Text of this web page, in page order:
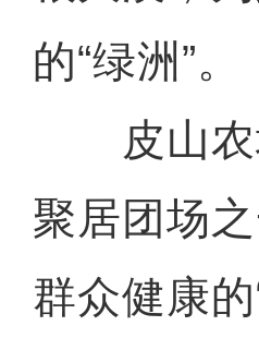
的“绿洲”。
皮山农
聚居团场
群众健康